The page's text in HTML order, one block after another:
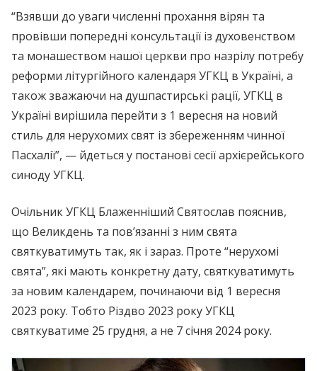
“Взявши до уваги численні прохання вірян та
провівши попередні консультації із духовенством
та монашеством нашої церкви про назрілу потребу
реформи літургійного календаря УГКЦ в Україні, а
також зважаючи на душпастирські рації, УГКЦ в
Україні вирішила перейти з 1 вересня на новий
стиль для нерухомих свят із збереженням чинної
Пасхалії”, — йдеться у постанові сесії архієрейського
синоду УГКЦ.
Очільник УГКЦ Блаженніший Святослав пояснив,
що Великдень та пов’язанні з ним свята
святкуватимуть так, як і зараз. Проте “нерухомі
свята”, які мають конкретну дату, святкуватимуть
за новим календарем, починаючи від 1 вересня
2023 року. Тобто Різдво 2023 року УГКЦ
святкуватиме 25 грудня, а не 7 січня 2024 року.